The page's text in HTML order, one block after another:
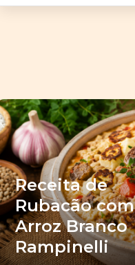
Receita de
Rubacão com
Arroz Branco
Rampinelli